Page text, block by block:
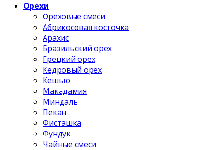
Орехи
Ореховые смеси
Абрикосовая косточка
Арахис
Бразильский орех
Грецкий орех
Кедровый орех
Кешью
Макадамия
Миндаль
Пекан
Фисташка
Фундук
Чайные смеси